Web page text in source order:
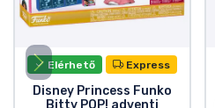
Elérhető Express
Disney Princess Funko
Bitty POP! adventi